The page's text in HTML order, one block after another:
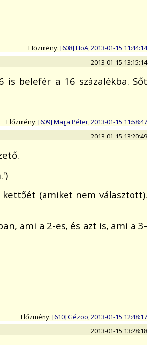
Előzmény: [608] HoA, 2013-01-15 11:44:14
2013-01-15 13:15:14
is belefér a 16 százalékba. Sőt
Előzmény: [609] Maga Péter, 2013-01-15 11:58:47
2013-01-15 13:20:49
(amiket nem választott).
ami a 2-es, és azt is, ami a 3-
Előzmény: [610] Gézoo, 2013-01-15 12:48:17
2013-01-15 13:28:18